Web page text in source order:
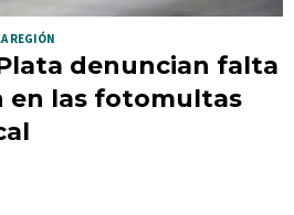
REGIÓN
denuncian falta
en las fotomultas